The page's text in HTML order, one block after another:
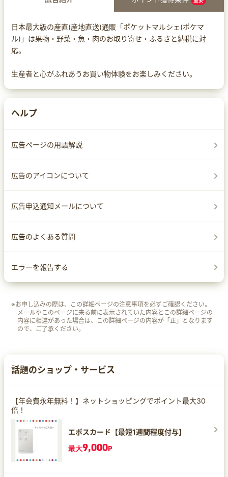
日本最大級の産直(産地直送)通販「ポケットマルシェ(ポケマ
ル)」は果物・野菜・魚・肉のお取り寄せ・ふるさと納税に対
応。
生産者と心がふれあうお買い物体験をお楽しみください。
ヘルプ
広告ページの用語解説
広告のアイコンについて
広告申込通知メールについて
広告のよくある質問
エラーを報告する
※お申し込みの際は、この詳細ページの注意事項を必ずご確認ください。
メールやこのページに来る前に表示されていた内容とこの詳細ページの
内容に相違があった場合は、この詳細ページの内容が「正」となります
ので、ご了承ください。
話題のショップ・サービス
【年会費永年無料！】ネットショッピングでポイント最大30
倍！
エポスカード【最短1週間程度付与】
最大9,000P